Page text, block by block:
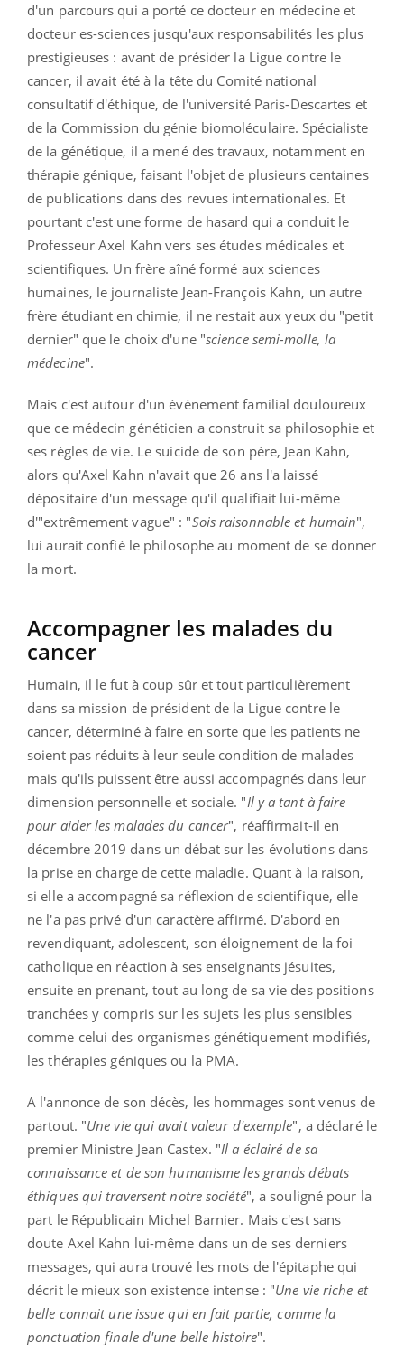
d'un parcours qui a porté ce docteur en médecine et
docteur es-sciences jusqu'aux responsabilités les plus
prestigieuses : avant de présider la Ligue contre le
cancer, il avait été à la tête du Comité national
consultatif d'éthique, de l'université Paris-Descartes et
de la Commission du génie biomoléculaire. Spécialiste
de la génétique, il a mené des travaux, notamment en
thérapie génique, faisant l'objet de plusieurs centaines
de publications dans des revues internationales. Et
pourtant c'est une forme de hasard qui a conduit le
Professeur Axel Kahn vers ses études médicales et
scientifiques. Un frère aîné formé aux sciences
humaines, le journaliste Jean-François Kahn, un autre
frère étudiant en chimie, il ne restait aux yeux du "petit
dernier" que le choix d'une "science semi-molle, la
médecine".
Mais c'est autour d'un événement familial douloureux
que ce médecin généticien a construit sa philosophie et
ses règles de vie. Le suicide de son père, Jean Kahn,
alors qu'Axel Kahn n'avait que 26 ans l'a laissé
dépositaire d'un message qu'il qualifiait lui-même
d'"extrêmement vague" : "Sois raisonnable et humain",
lui aurait confié le philosophe au moment de se donner
la mort.
Accompagner les malades du
cancer
Humain, il le fut à coup sûr et tout particulièrement
dans sa mission de président de la Ligue contre le
cancer, déterminé à faire en sorte que les patients ne
soient pas réduits à leur seule condition de malades
mais qu'ils puissent être aussi accompagnés dans leur
dimension personnelle et sociale. "Il y a tant à faire
pour aider les malades du cancer", réaffirmait-il en
décembre 2019 dans un débat sur les évolutions dans
la prise en charge de cette maladie. Quant à la raison,
si elle a accompagné sa réflexion de scientifique, elle
ne l'a pas privé d'un caractère affirmé. D'abord en
revendiquant, adolescent, son éloignement de la foi
catholique en réaction à ses enseignants jésuites,
ensuite en prenant, tout au long de sa vie des positions
tranchées y compris sur les sujets les plus sensibles
comme celui des organismes génétiquement modifiés,
les thérapies géniques ou la PMA.
A l'annonce de son décès, les hommages sont venus de
partout. "Une vie qui avait valeur d'exemple", a déclaré le
premier Ministre Jean Castex. "Il a éclairé de sa
connaissance et de son humanisme les grands débats
éthiques qui traversent notre société", a souligné pour la
part le Républicain Michel Barnier. Mais c'est sans
doute Axel Kahn lui-même dans un de ses derniers
messages, qui aura trouvé les mots de l'épitaphe qui
décrit le mieux son existence intense : "Une vie riche et
belle connait une issue qui en fait partie, comme la
ponctuation finale d'une belle histoire".